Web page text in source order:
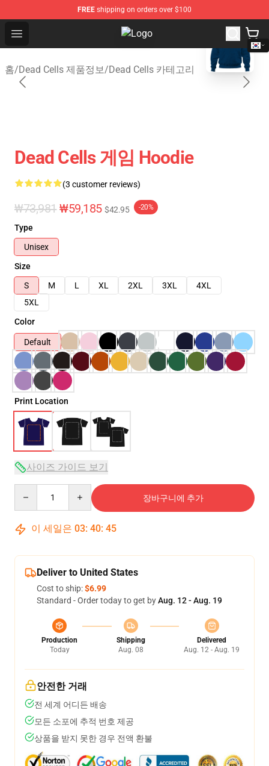
FREE shipping on orders over $100
Open menu Dead Cells Shop - Official Dead
홈/Dead Cells 제품정보/Dead Cells 카테고리
blank template
Dead Cells 게임 Hoodie
(3 customer reviews)
₩73,981 ₩59,185 $42.95 -20%
Type
Unisex
Size
S
M L XL 2XL 3XL
4XL
5XL
Color
Default
Print Location
사이즈 가이드 보기
장바구니에 추가
이 세일은 03: 40: 45
Deliver to United States
Cost to ship:$6.99
Standard - Order today to get byAug. 12 - Aug. 19
Production
Today
Shipping
Aug. 08
Delivered
Aug. 12 - Aug. 19
안전한 거래
전 세계 어디든 배송
모든 소포에 추적 번호 제공
상품을 받지 못한 경우 전액 환불